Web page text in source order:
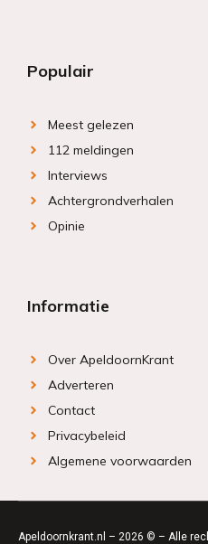
Populair
Meest gelezen
112 meldingen
Interviews
Achtergrondverhalen
Opinie
Informatie
Over ApeldoornKrant
Adverteren
Contact
Privacybeleid
Algemene voorwaarden
Apeldoornkrant.nl – 2026 © – Alle